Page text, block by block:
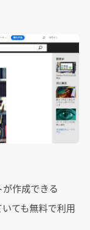
作成できる
ても無料で利用